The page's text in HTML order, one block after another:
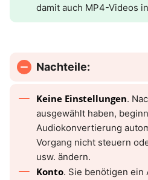
damit auch MP4-Videos
Nachteile:
Keine Einstellungen.
ausgewählt haben,
Audiokonvertierung
Vorgang nicht steuern
usw. ändern.
Konto. Sie benötigen ein